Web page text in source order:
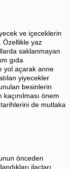
ve içeceklerin
Özellikle yaz
saklanmayan
gıda
yol açarak anne
yiyecekler
besinlerin
önem
de mutlaka
önceden
ilaçları,